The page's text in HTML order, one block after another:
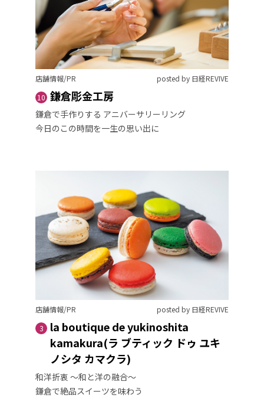
店舗情報/PR
posted by 日経REVIVE
10 鎌倉彫金工房
鎌倉で手作りする アニバーサリーリング
今日のこの時間を一生の思い出に
店舗情報/PR
posted by 日経REVIVE
3
la boutique de yukinoshita
kamakura(ラ ブティック ドゥ ユキ
ノシタ カマクラ)
和洋折衷 〜和と洋の融合〜
鎌倉で絶品スイーツを味わう